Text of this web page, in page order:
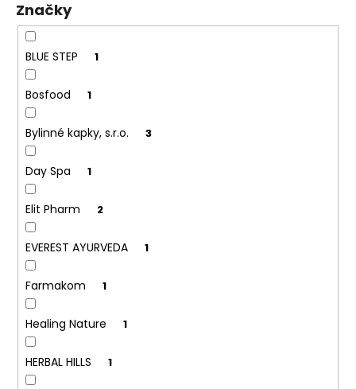
ů
Značky
BLUE STEP 1
Bosfood 1
Bylinné kapky, s.r.o. 3
Day Spa 1
Elit Pharm 2
EVEREST AYURVEDA 1
Farmakom 1
Healing Nature 1
HERBAL HILLS 1
a
?
D
o
p
o
u
u